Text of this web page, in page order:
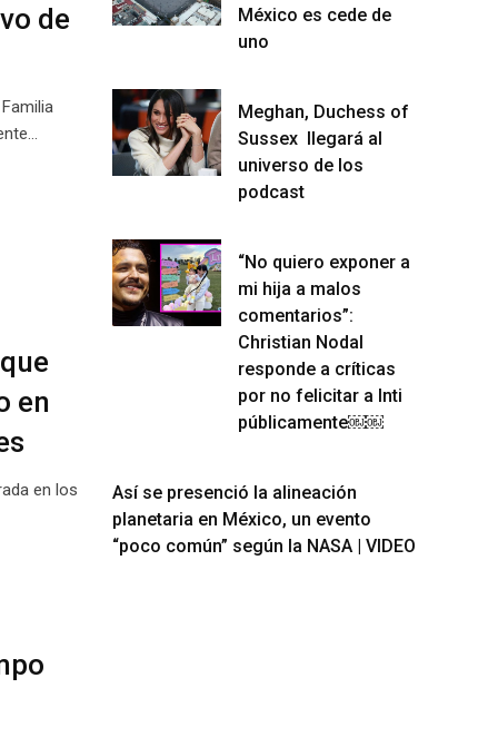
de
en
en los
México es cede de
uno
Meghan, Duchess of
Sussex llegará al
universo de los
podcast
“No quiero exponer a
mi hija a malos
comentarios”:
Christian Nodal
responde a críticas
por no felicitar a Inti
públicamente￼￼
Así se presenció la alineación
planetaria en México, un evento
“poco común” según la NASA | VIDEO